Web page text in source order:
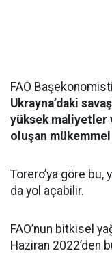
FAO
Ukrayna’daki
yüksek maliyetler
oluşan mükemmel
Torero’ya göre bu,
da yol açabilir.
FAO’nun bitkisel
Haziran 2022’den